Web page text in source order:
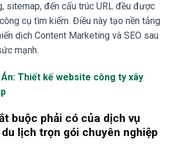
sitemap, đến cấu trúc URL đều được
cụ tìm kiếm. Điều này tạo nền tảng
dịch Content Marketing và SEO sau
mạnh.
Án: Thiết kế website công ty xây
buộc phải có của dịch vụ
lịch trọn gói chuyên nghiệp